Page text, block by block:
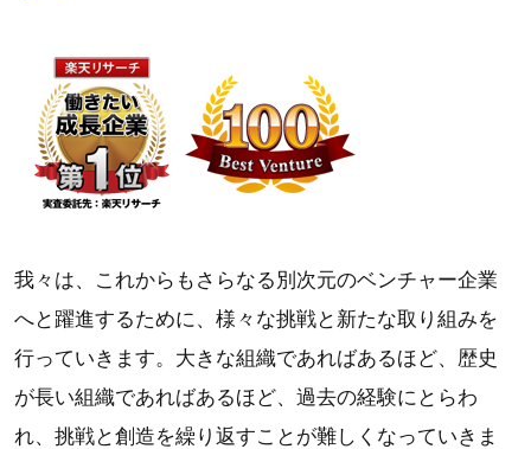
我々は、これからもさらなる別次元のベンチャー企業
へと躍進するために、様々な挑戦と新たな取り組みを
行っていきます。大きな組織であればあるほど、歴史
が長い組織であればあるほど、過去の経験にとらわ
れ、挑戦と創造を繰り返すことが難しくなっていきま